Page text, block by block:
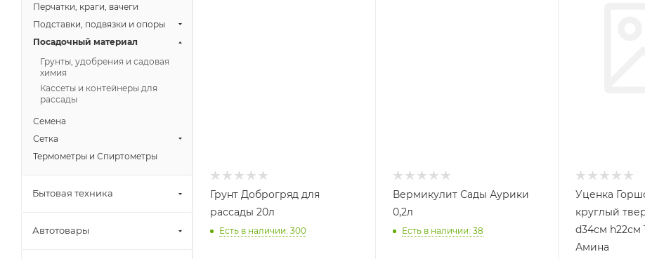
Грунт Доброгряд для
рассады 20л
Есть в наличии: 300
Вермикулит Сады Аурики
0,2л
Есть в наличии: 38
Уценка
круглый
d34см h22см
Амина
Перчатки, краги, вачеги
Подставки, подвязки и опоры
Посадочный материал
Грунты, удобрения и садовая
химия
Кассеты и контейнеры для
рассады
Семена
Сетка
Термометры и Спиртометры
Бытовая техника
Автотовары